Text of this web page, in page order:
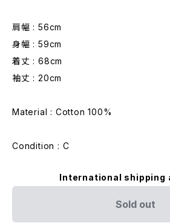
肩幅 : 56cm
身幅 : 59cm
着丈 : 68cm
袖丈 : 20cm
Material : Cotton 100%
Condition : C
International shipping
Sold out